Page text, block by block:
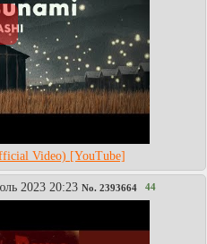
Video) [YouTube]
2023 20:23 No. 2393664 44